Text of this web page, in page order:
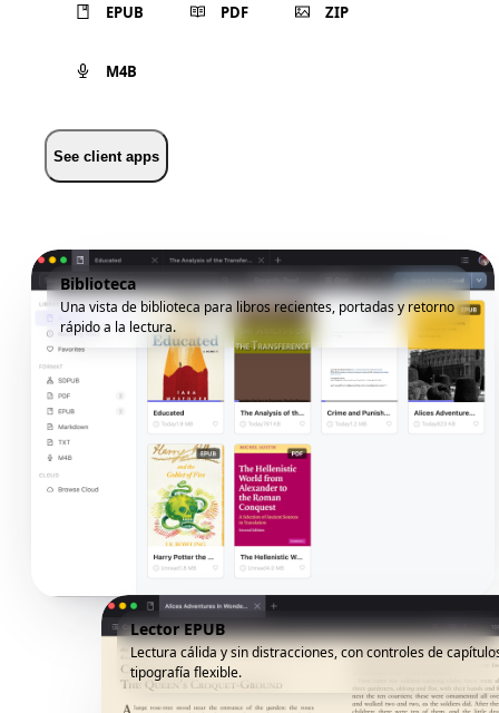
EPUB PDF ZIP
M4B
See client apps
Biblioteca
Una vista de biblioteca para libros recientes, portadas y retorno
rápido a la lectura.
Lector EPUB
Lectura cálida y sin distracciones, con controles de
tipografía flexible.